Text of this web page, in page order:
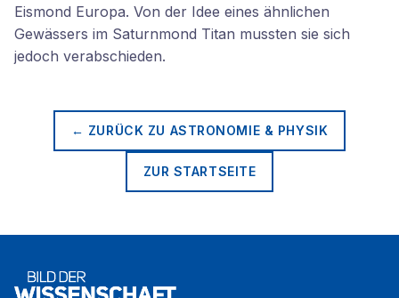
Eismond Europa. Von der Idee eines ähnlichen
Gewässers im Saturnmond Titan mussten sie sich
jedoch verabschieden.
← ZURÜCK ZU ASTRONOMIE & PHYSIK
ZUR STARTSEITE